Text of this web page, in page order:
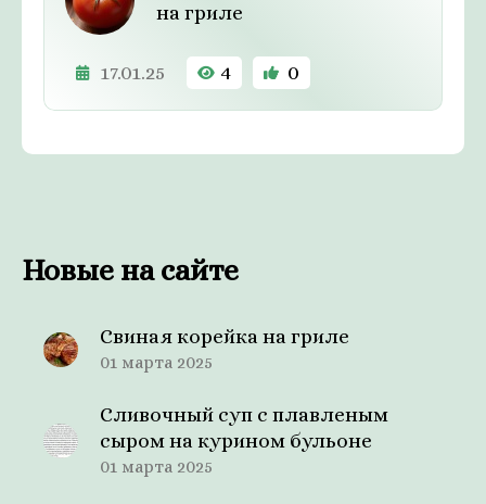
на гриле
17.01.25 4 0
Новые на сайте
Свиная корейка на гриле
01 марта 2025
Сливочный суп с плавленым
сыром на курином бульоне
01 марта 2025